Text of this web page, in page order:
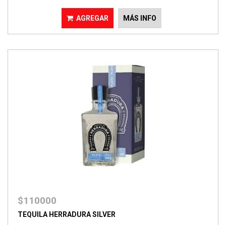
AGREGAR MÁS INFO
$110000
TEQUILA HERRADURA SILVER